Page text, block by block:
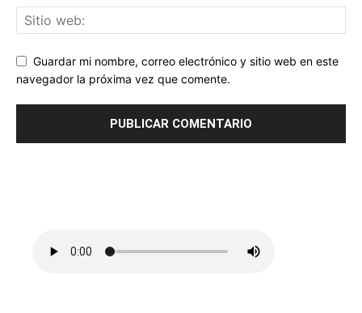
Guardar mi nombre, correo electrónico y sitio web en este
navegador la próxima vez que comente.